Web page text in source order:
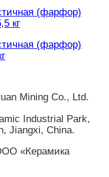
(фарфор)
кг
(фарфор)
Mining Co., Ltd.
Industrial Park,
Jiangxi, China.
«Керамика